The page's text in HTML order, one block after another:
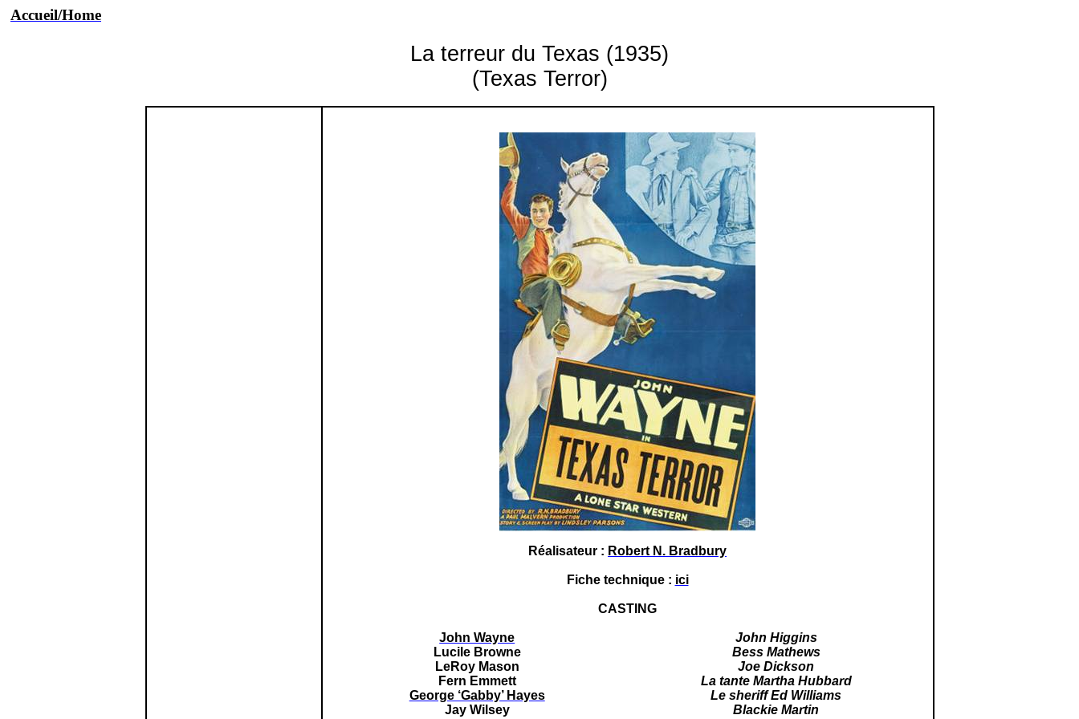
Accueil/Home
La terreur du Texas (1935)
(Texas Terror)
Réalisateur : Robert N. Bradbury
Fiche technique : ici
CASTING
John Wayne
John Higgins
Lucile Browne
Bess Mathews
LeRoy Mason
Joe Dickson
Fern Emmett
La tante Martha Hubbard
George ‘Gabby’ Hayes
Le sheriff Ed Williams
Jay Wilsey
Blackie Martin